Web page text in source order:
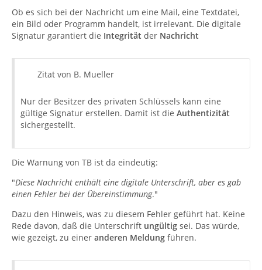
Ob es sich bei der Nachricht um eine Mail, eine Textdatei,
ein Bild oder Programm handelt, ist irrelevant. Die digitale
Signatur garantiert die Integrität der Nachricht
Zitat von B. Mueller
Nur der Besitzer des privaten Schlüssels kann eine
gültige Signatur erstellen. Damit ist die Authentizität
sichergestellt.
Die Warnung von TB ist da eindeutig:
"Diese Nachricht enthält eine digitale Unterschrift, aber es gab
einen Fehler bei der Übereinstimmung."
Dazu den Hinweis, was zu diesem Fehler geführt hat. Keine
Rede davon, daß die Unterschrift ungültig sei. Das würde,
wie gezeigt, zu einer anderen Meldung führen.